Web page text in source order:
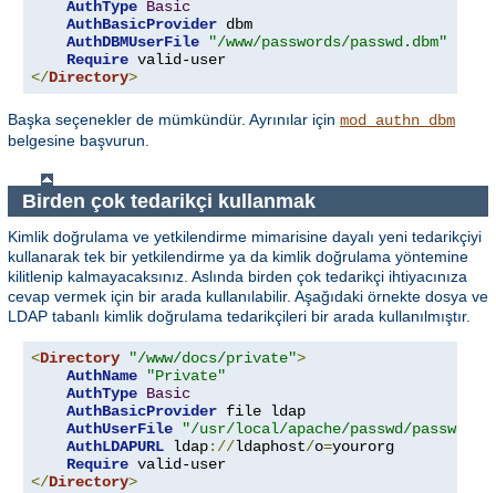
AuthType Basic
AuthBasicProvider dbm
AuthDBMUserFile
"/www/passwords/passwd.dbm"
Require
</Directory>
Başka seçenekler de mümkündür. Ayrınılar için mod_authn_dbm
belgesine başvurun.
Birden çok tedarikçi kullanmak
Kimlik doğrulama ve yetkilendirme mimarisine dayalı yeni tedarikçiyi
kullanarak tek bir yetkilendirme ya da kimlik doğrulama yöntemine
kilitlenip kalmayacaksınız. Aslında birden çok tedarikçi ihtiyacınıza
cevap vermek için bir arada kullanılabilir. Aşağıdaki örnekte dosya ve
LDAP tabanlı kimlik doğrulama tedarikçileri bir arada kullanılmıştır.
<Directory "/www/docs/private">
AuthName
"Private"
AuthType Basic
AuthBasicProvider file ldap
AuthUserFile
"/usr/local/apache/passwd/
AuthLDAPURL ldap://ldaphost/o=yourorg
Require
</Directory>